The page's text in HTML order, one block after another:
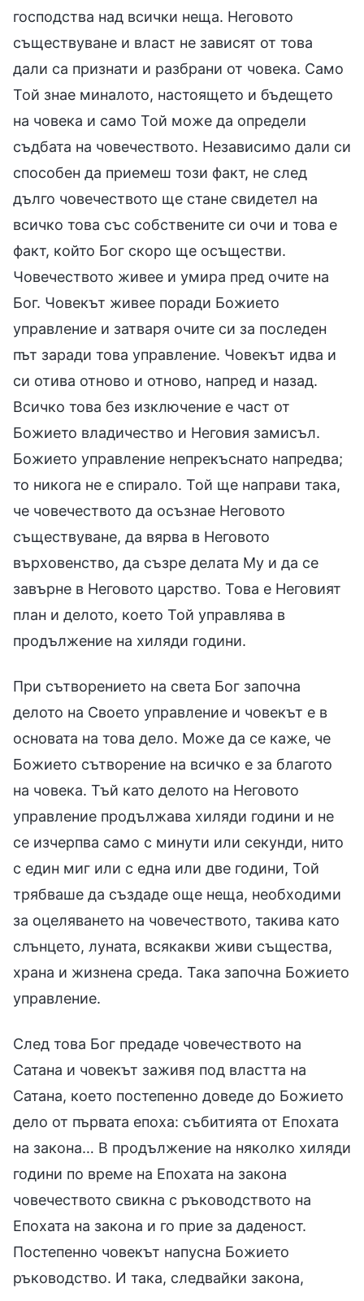
господства над всички неща. Неговото
съществуване и власт не зависят от това
дали са признати и разбрани от човека. Само
Той знае миналото, настоящето и бъдещето
на човека и само Той може да определи
съдбата на човечеството. Независимо дали си
способен да приемеш този факт, не след
дълго човечеството ще стане свидетел на
всичко това със собствените си очи и това е
факт, който Бог скоро ще осъществи.
Човечеството живее и умира пред очите на
Бог. Човекът живее поради Божието
управление и затваря очите си за последен
път заради това управление. Човекът идва и
си отива отново и отново, напред и назад.
Всичко това без изключение е част от
Божието владичество и Неговия замисъл.
Божието управление непрекъснато напредва;
то никога не е спирало. Той ще направи така,
че човечеството да осъзнае Неговото
съществуване, да вярва в Неговото
върховенство, да съзре делата Му и да се
завърне в Неговото царство. Това е Неговият
план и делото, което Той управлява в
продължение на хиляди години.
При сътворението на света Бог започна
делото на Своето управление и човекът е в
основата на това дело. Може да се каже, че
Божието сътворение на всичко е за благото
на човека. Тъй като делото на Неговото
управление продължава хиляди години и не
се изчерпва само с минути или секунди, нито
с един миг или с една или две години, Той
трябваше да създаде още неща, необходими
за оцеляването на човечеството, такива като
слънцето, луната, всякакви живи същества,
храна и жизнена среда. Така започна Божието
управление.
След това Бог предаде човечеството на
Сатана и човекът заживя под властта на
Сатана, което постепенно доведе до Божието
дело от първата епоха: събитията от Епохата
на закона… В продължение на няколко хиляди
години по време на Епохата на закона
човечеството свикна с ръководството на
Епохата на закона и го прие за даденост.
Постепенно човекът напусна Божието
ръководство. И така, следвайки закона,